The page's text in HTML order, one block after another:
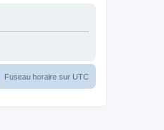
Fuseau horaire sur UTC